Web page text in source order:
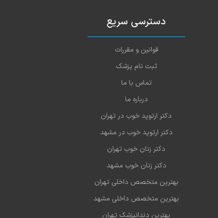
دسترسی سریع
قوانین و مقررات
ثبت نام پزشک
تماس با ما
درباره ما
دکتر ارتوپد خوب در تهران
دکتر ارتوپد خوب در مشهد
دکتر زنان خوب تهران
دکتر زنان خوب مشهد
بهترین متخصص داخلی تهران
بهترین متخصص داخلی مشهد
بهترین دندانپزشک تهران